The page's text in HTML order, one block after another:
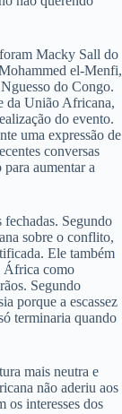
Macky Sall do
el-Menfi,
do Congo.
da União Africana,
do evento.
uma expressão de
conversas
aumentar a
Segundo
sobre o conflito,
Ele também
África como
Segundo
porque a escassez
terminaria quando
mais neutra e
não aderiu aos
os interesses dos